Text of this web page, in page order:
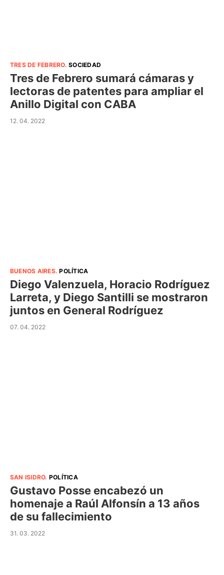
TRES DE FEBRERO.SOCIEDAD
Tres de Febrero sumará cámaras y
lectoras de patentes para ampliar el
Anillo Digital con CABA
12. 04. 2022
BUENOS AIRES.POLÍTICA
Diego Valenzuela, Horacio Rodríguez
Larreta, y Diego Santilli se mostraron
juntos en General Rodríguez
07. 04. 2022
SAN ISIDRO. POLÍTICA
Gustavo Posse encabezó un
homenaje a Raúl Alfonsín a 13 años
de su fallecimiento
31. 03. 2022